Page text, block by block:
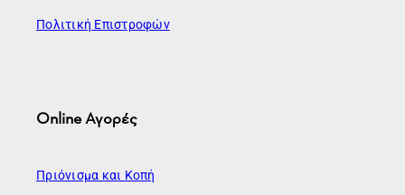
Πολιτική Επιστροφών
Online Αγορές
Πριόνισμα και Κοπή